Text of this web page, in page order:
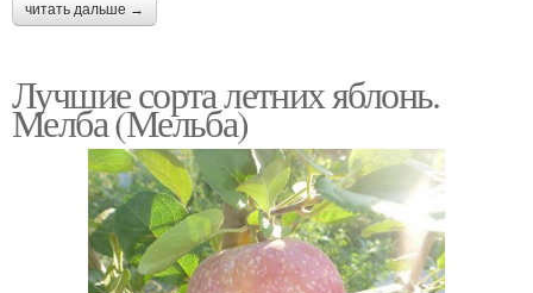
читать дальше →
Лучшие сорта летних яблонь.
Мелба (Мельба)